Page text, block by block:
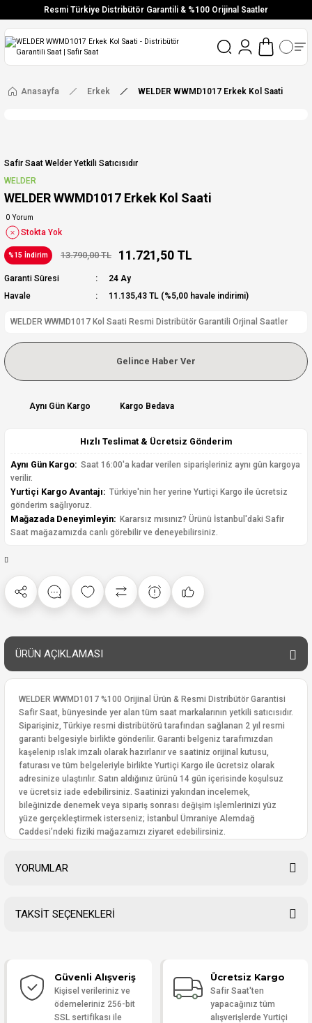
Resmi Türkiye Distribütör Garantili & %100 Orijinal Saatler
Vade Farksız 6 Taksit
Ücretsiz Kargo
Anasayfa Erkek WELDER WWMD1017 Erkek Kol Saati
Safir Saat Welder Yetkili Satıcısıdır
WELDER
WELDER WWMD1017 Erkek Kol Saati
0 Yorum
Stokta Yok
%15 İndirim 13.790,00 TL 11.721,50 TL
Garanti Süresi
24 Ay
Havale
11.135,43 TL (%5,00 havale indirimi)
WELDER WWMD1017 Kol Saati Resmi Distribütör Garantili Orjinal Saatler
Gelince Haber Ver
Aynı Gün Kargo Kargo Bedava
Hızlı Teslimat & Ücretsiz Gönderim
Aynı Gün Kargo: Saat 16:00'a kadar verilen siparişleriniz aynı gün kargoya
verilir.
Yurtiçi Kargo Avantajı: Türkiye'nin her yerine Yurtiçi Kargo ile ücretsiz
gönderim sağlıyoruz.
Mağazada Deneyimleyin: Kararsız mısınız? Ürünü İstanbul'daki Safir
Saat mağazamızda canlı görebilir ve deneyebilirsiniz.
ÜRÜN AÇIKLAMASI
WELDER WWMD1017 %100 Orijinal Ürün & Resmi Distribütör Garantisi
Safir Saat, bünyesinde yer alan tüm saat markalarının yetkili satıcısıdır.
Siparişiniz, Türkiye resmi distribütörü tarafından sağlanan 2 yıl resmi
garanti belgesiyle birlikte gönderilir. Garanti belgeniz tarafımızdan
kaşelenip ıslak imzalı olarak hazırlanır ve saatiniz orijinal kutusu,
faturası ve tüm belgeleriyle birlikte Yurtiçi Kargo ile ücretsiz olarak
adresinize ulaştırılır. Satın aldığınız ürünü 14 gün içerisinde koşulsuz
ve ücretsiz iade edebilirsiniz. Saatinizi yakından incelemek,
bileğinizde denemek veya sipariş sonrası değişim işlemlerinizi yüz
yüze gerçekleştirmek isterseniz; İstanbul Ümraniye Alemdağ
Caddesi’ndeki fiziki mağazamızı ziyaret edebilirsiniz.
YORUMLAR
Yorum Yaz
TAKSİT SEÇENEKLERİ
Güvenli Alışveriş
Kişisel verileriniz ve
ödemeleriniz 256-bit
SSL sertifikası ile
Ücretsiz Kargo
Safir Saat'ten
yapacağınız tüm
alışverişlerde Yurtiçi